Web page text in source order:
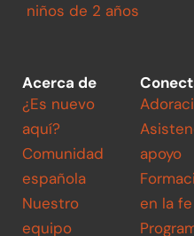
niños de 2 años
Acerca de
¿Es nuevo
aquí?
Comunidad
española
Nuestro
equipo
apoyo
en la fe